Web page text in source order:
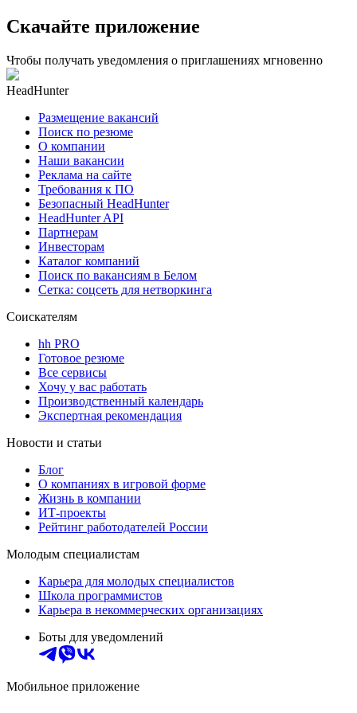
Скачайте приложение
Чтобы получать уведомления о приглашениях мгновенно
HeadHunter
Размещение вакансий
Поиск по резюме
О компании
Наши вакансии
Реклама на сайте
Требования к ПО
Безопасный HeadHunter
HeadHunter API
Партнерам
Инвесторам
Каталог компаний
Поиск по вакансиям в Белом
Сетка: соцсеть для нетворкинга
Соискателям
hh PRO
Готовое резюме
Все сервисы
Хочу у вас работать
Производственный календарь
Экспертная рекомендация
Новости и статьи
Блог
О компаниях в игровой форме
Жизнь в компании
ИТ-проекты
Рейтинг работодателей России
Молодым специалистам
Карьера для молодых специалистов
Школа программистов
Карьера в некоммерческих организациях
Боты для уведомлений
Мобильное приложение